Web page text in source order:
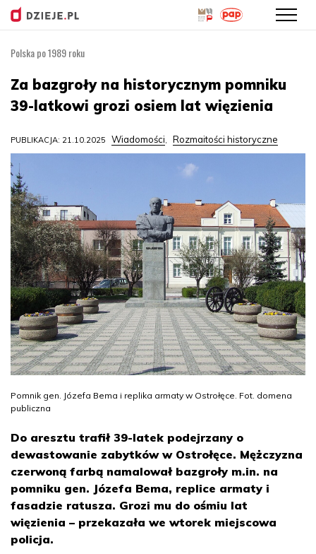
treści
Polska po 1989 roku
Za bazgroły na historycznym pomniku
39-latkowi grozi osiem lat więzienia
PUBLIKACJA: 21.10.2025 Wiadomości, Rozmaitości historyczne
Pomnik gen. Józefa Bema i replika armaty w Ostrołęce. Fot. domena
publiczna
Do aresztu trafił 39-latek podejrzany o
dewastowanie zabytków w Ostrołęce. Mężczyzna
czerwoną farbą namalował bazgroły m.in. na
pomniku gen. Józefa Bema, replice armaty i
fasadzie ratusza. Grozi mu do ośmiu lat
więzienia – przekazała we wtorek miejscowa
policja.